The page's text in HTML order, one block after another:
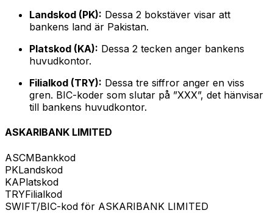
Landskod (PK): Dessa 2 bokstäver visar att
bankens land är Pakistan.
Platskod (KA): Dessa 2 tecken anger bankens
huvudkontor.
Filialkod (TRY): Dessa tre siffror anger en viss
gren. BIC-koder som slutar på ”XXX”, det hänvisar
till bankens huvudkontor.
ASKARIBANK LIMITED
ASCMBankkod
PKLandskod
KAPlatskod
TRYFilialkod
SWIFT/BIC-kod för ASKARIBANK LIMITED